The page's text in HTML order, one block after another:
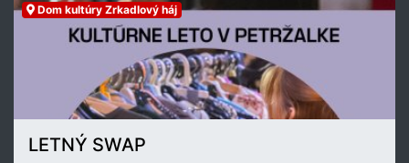
Dom kultúry Zrkadlový háj
LETNÝ SWAP